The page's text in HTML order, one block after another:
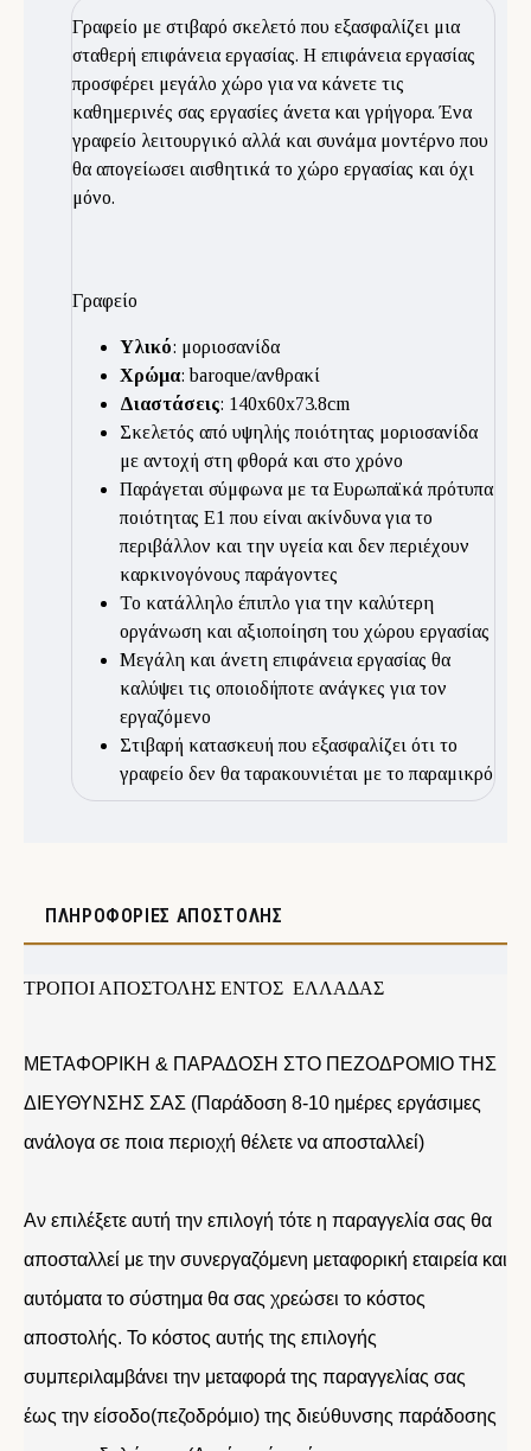
Γραφείο με στιβαρό σκελετό που εξασφαλίζει μια
σταθερή επιφάνεια εργασίας. Η επιφάνεια εργασίας
προσφέρει μεγάλο χώρο για να κάνετε τις
καθημερινές σας εργασίες άνετα και γρήγορα. Ένα
γραφείο λειτουργικό αλλά και συνάμα μοντέρνο που
θα απογείωσει αισθητικά το χώρο εργασίας και όχι
μόνο.
Γραφείο
Υλικό: μοριοσανίδα
Χρώμα: baroque/ανθρακί
Διαστάσεις: 140x60x73.8cm
Σκελετός από υψηλής ποιότητας μοριοσανίδα
με αντοχή στη φθορά και στο χρόνο
Παράγεται σύμφωνα με τα Ευρωπαϊκά πρότυπα
ποιότητας Ε1 που είναι ακίνδυνα για το
περιβάλλον και την υγεία και δεν περιέχουν
καρκινογόνους παράγοντες
Το κατάλληλο έπιπλο για την καλύτερη
οργάνωση και αξιοποίηση του χώρου εργασίας
Μεγάλη και άνετη επιφάνεια εργασίας θα
καλύψει τις οποιοδήποτε ανάγκες για τον
εργαζόμενο
Στιβαρή κατασκευή που εξασφαλίζει ότι το
γραφείο δεν θα ταρακουνιέται με το παραμικρό
ΠΛΗΡΟΦΟΡΊΕΣ ΑΠΟΣΤΟΛΉΣ
ΤΡΟΠΟΙ ΑΠΟΣΤΟΛΗΣ ΕΝΤΟΣ ΕΛΛΑΔΑΣ
ΜΕΤΑΦΟΡΙΚΗ & ΠΑΡΑΔΟΣΗ ΣΤΟ ΠΕΖΟΔΡΟΜΙΟ ΤΗΣ
ΔΙΕΥΘΥΝΣΗΣ ΣΑΣ (Παράδοση 8-10 ημέρες εργάσιμες
ανάλογα σε ποια περιοχή θέλετε να αποσταλλεί)
Αν επιλέξετε αυτή την επιλογή τότε η παραγγελία σας θα
αποσταλλεί με την συνεργαζόμενη μεταφορική εταιρεία και
αυτόματα το σύστημα θα σας χρεώσει το κόστος
αποστολής. Το κόστος αυτής της επιλογής
συμπεριλαμβάνει την μεταφορά της παραγγελίας σας
έως την είσοδο(πεζοδρόμιο) της διεύθυνσης παράδοσης